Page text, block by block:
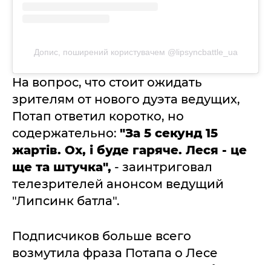
Допис, поширений користувачем @lipsyncbattle_ua
На вопрос, что стоит ожидать
зрителям от нового дуэта ведущих,
Потап ответил коротко, но
содержательно: "За 5 секунд 15
жартів. Ох, і буде гаряче. Леся - це
ще та штучка", - заинтриговал
телезрителей анонсом ведущий
"Липсинк батла".
Подписчиков больше всего
возмутила фраза Потапа о Лесе